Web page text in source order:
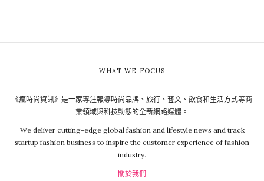
WHAT WE FOCUS
《瘋時尚資訊》是一家專注報導時尚品牌、旅行、藝文、飲食和生活方式等商
業領域與科技動態的全新網路媒體。
We deliver cutting-edge global fashion and lifestyle news and track
startup fashion business to inspire the customer experience of fashion
industry.
關於我們